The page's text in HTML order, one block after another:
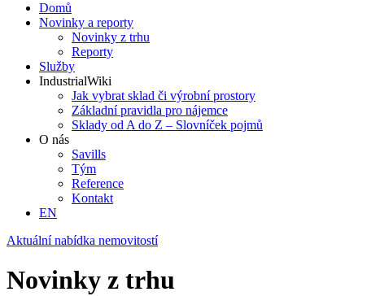
Domů
Novinky a reporty
Novinky z trhu
Reporty
Služby
IndustrialWiki
Jak vybrat sklad či výrobní prostory
Základní pravidla pro nájemce
Sklady od A do Z – Slovníček pojmů
O nás
Savills
Tým
Reference
Kontakt​
EN
Aktuální nabídka nemovitostí
Novinky z trhu